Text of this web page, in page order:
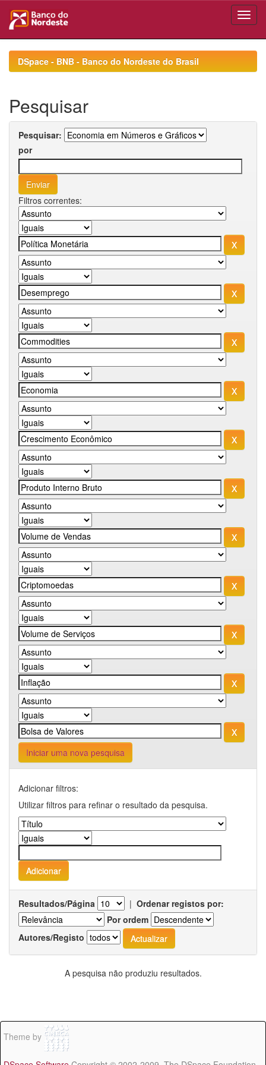
navigationDSpace - BNB - Banco do Nordeste do Brasil
Pesquisar
Pesquisar:
por
Filtros correntes:
Iniciar uma nova pesquisa
Adicionar filtros:
Utilizar filtros para refinar o resultado da pesquisa.
Resultados/Página | Ordenar registos por:
Por ordem
Autores/Registo
A pesquisa não produziu resultados.
Theme by